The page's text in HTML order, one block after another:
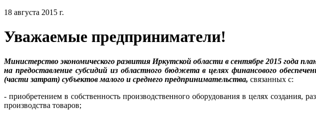
18 августа 2015 г.
Уважаемые предприниматели!
Министерство экономического развития Иркутской области в сентябре 2015 года
на предоставление субсидий из областного бюджета в целях финансового
(части затрат) субъектов малого и среднего предпринимательства, связанных с:
- приобретением в собственность производственного оборудования в целях создания,
производства товаров;